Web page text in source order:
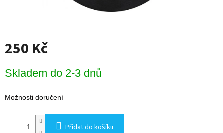
250 Kč
cena:
Skladem do 2-3 dnů
Možnosti doručení
Přidat do košíku